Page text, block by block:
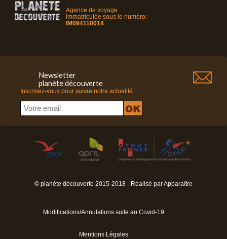
Agence de voyage
immatriculée sous le numéro:
IM094110014
Newsletter
planète découverte
Inscrivez-vous pour suivre notre actualité
© planète découverte 2015-2018 - Réalisé parApparaître
Modifications/Annulations suite au Covid-19
Mentions Légales